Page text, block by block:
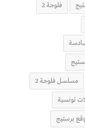
فلوجة 2
مسلسل فلوجة 2
تونسية
برستيج